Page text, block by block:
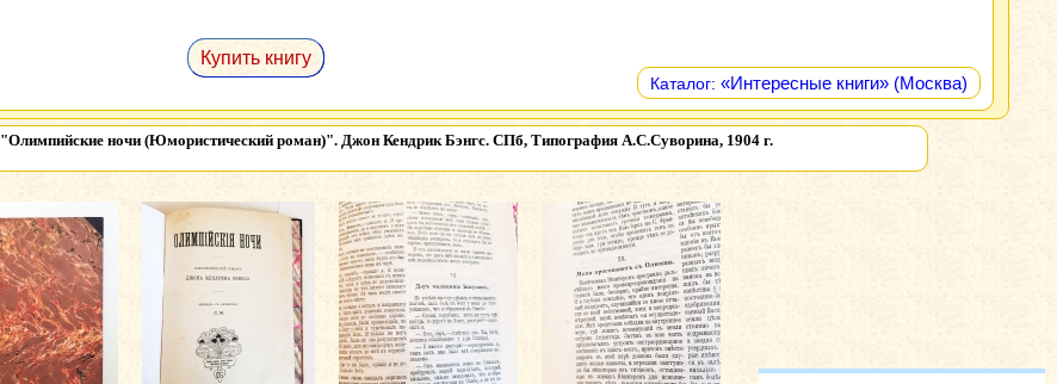
Купить книгу
Каталог: «Интересные книги» (Москва)
"Олимпийские ночи (Юмористический роман)". Джон Кендрик Бэнгс. СПб, Типография А.С.Суворина, 1904 г.